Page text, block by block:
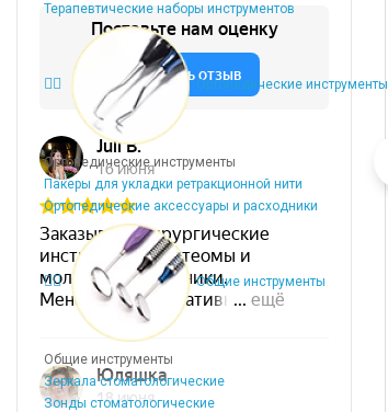
Терапевтические наборы инструментов
Ортопедические инструменты
Ортопедические инструменты
Пакеры для укладки ретракционной нити
Ортопедические аксессуары и расходники
Общие инструменты
Общие инструменты
Зеркала стоматологические
Зонды стоматологические